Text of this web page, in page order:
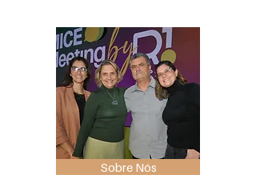
Sobre Nós